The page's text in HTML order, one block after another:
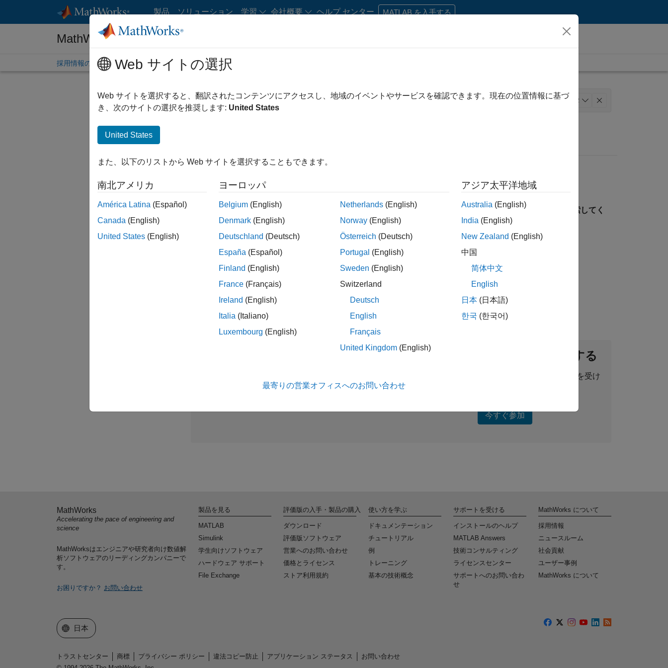
コンテンツへスキップ
製品 ソリューション 学習 会社概要 ヘルプ センター MATLAB を入手する
MathWorks 採用情報
採用情報の概要 求人検索 オフィス所在地 学生・キャリア初期の方
絞り込み条件 IT 企業向けセールス カスタマー サポート セールス オペレーション マーケティング サービス 2
一部の求人情報は翻訳されていません。ご希望の地域ですべての求人を見つけるには、所在地を指定して検索してく
ださい。
Senior Sales Account Manager - Automotive
Senior Sales Account Manager - Automotive
JP-Tokyo| 企業向けセールス | 社会人採用
As a Senior Sales Account Manager for the Automotive industry, you will sell engineering applications,
embedded applications and software/solutions such as data
結果1- 1 /1
タレントネットワークに参加する
条件に合った求人情報、ストーリー、最新情報を受け
今すぐ参加
Web サイトの選択
Web サイトを選択すると、翻訳されたコンテンツにアクセスし、地域のイベントやサービスを確認できます。現在の位置情報に基づ
き、次のサイトの選択を推奨します: United States
United States
また、以下のリストから Web サイトを選択することもできます。
南北アメリカ
América Latina (Español)
Canada (English)
United States (English)
ヨーロッパ
Belgium (English)
Denmark (English)
Deutschland (Deutsch)
España (Español)
Finland (English)
France (Français)
Ireland (English)
Italia (Italiano)
Luxembourg (English)
Netherlands (English)
Norway (English)
Österreich (Deutsch)
Portugal (English)
Sweden (English)
Switzerland
Deutsch
English
Français
United Kingdom (English)
アジア太平洋地域
Australia (English)
India (English)
New Zealand (English)
中国
简体中文
English
日本 (日本語)
한국 (한국어)
最寄りの営業オフィスへのお問い合わせ
MathWorks
Accelerating the pace of engineering and
science
MathWorksはエンジニアや研究者向け数値解
析ソフトウェアのリーディングカンパニーで
す。
お困りですか？ お問い合わせ
製品を見る
MATLAB
Simulink
学生向けソフトウェア
ハードウェア サポート
File Exchange
評価版の入手・製品の購入
ダウンロード
評価版ソフトウェア
営業へのお問い合わせ
価格とライセンス
ストア利用規約
使い方を学ぶ
ドキュメンテーション
チュートリアル
例
トレーニング
基本の技術概念
サポートを受ける
インストールのヘルプ
MATLAB Answers
技術コンサルティング
ライセンスセンター
サポートへのお問い合わ
せ
MathWorks について
採用情報
ニュースルーム
社会貢献
ユーザー事例
MathWorks について
Web サイトの選択
日本
トラストセンター 商標 プライバシー ポリシー 違法コピー防止 アプリケーション ステータス
お問い合わせ